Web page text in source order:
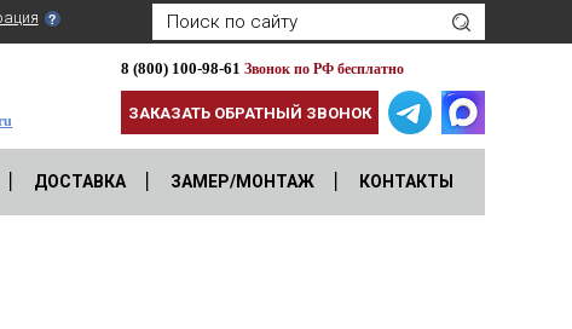
8 (800) 100-98-61 Звонок по РФ бесплатно
ЗАКАЗАТЬ ОБРАТНЫЙ ЗВОНОК
ДОСТАВКА ЗАМЕР/МОНТАЖ КОНТАКТЫ